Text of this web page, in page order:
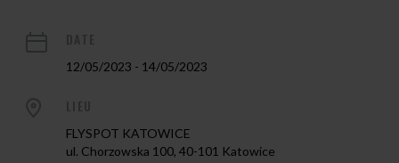
12/05/2023 - 14/05/2023
FLYSPOT KATOWICE
ul. Chorzowska 100, 40-101 Katowice